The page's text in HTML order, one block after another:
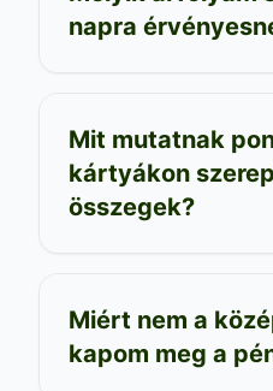
napra
Mit mutatnak
kártyákon
összegek?
Miért nem a
kapom meg a